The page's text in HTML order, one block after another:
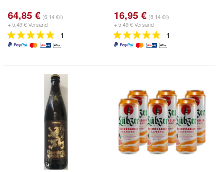
64,85 € (6,14 €/l)
+ 5,49 € Versand
1
16,95 € (5,14 €/l)
+ 5,49 € Versand
1